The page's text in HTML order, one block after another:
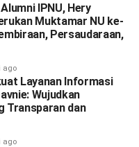
IPNU, Hery
Muktamar NU ke-
Persaudaraan,
ago
Layanan Informasi
Wujudkan
Transparan dan
ago